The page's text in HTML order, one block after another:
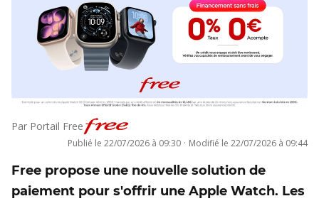
Par Portail Free
Publié le 22/07/2026 à 09:30 · Modifié le 22/07/2026 à 09:44
Free propose une nouvelle solution de
paiement pour s'offrir une Apple Watch. Les